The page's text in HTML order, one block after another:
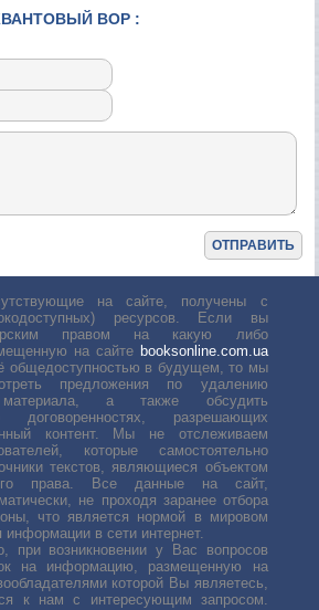
ВОР :
на сайте, получены с
ресурсов. Если вы
правом на какую либо
на сайте booksonline.com.ua
общедоступностью в будущем, то мы
предложения по удалению
материала, а также обсудить
разрешающих
контент. Мы не отслеживаем
которые самостоятельно
текстов, являющиеся объектом
права. Все данные на сайт,
не проходя заранее отбора
что является нормой в мировом
в сети интернет.
при возникновении у Вас вопросов
на информацию, размещенную на
которой Вы являетесь,
к нам с интересующим запросом.